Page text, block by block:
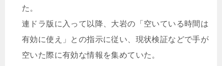
た。
連ドラ版に入って以降、大岩の「空いている時間は
有効に使え」との指示に従い、現状検証などで手が
空いた際に有効な情報を集めていた。